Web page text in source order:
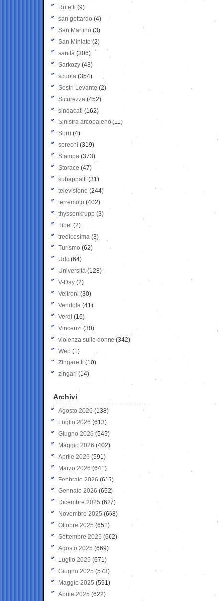
Rutelli (9)
san gottardo (4)
San Martino (3)
San Miniato (2)
sanità (306)
Sarkozy (43)
scuola (354)
Sestri Levante (2)
Sicurezza (452)
sindacati (162)
Sinistra arcobaleno (11)
Soru (4)
sprechi (319)
Stampa (373)
Storace (47)
subappalti (31)
televisione(244)
terremoto (402)
thyssenkrupp (3)
Tibet(2)
tredicesima (3)
Turismo (62)
Udc (64)
Università (128)
V-Day (2)
Veltroni (30)
Vendola (41)
Verdi (16)
Vincenzi (30)
violenza sulle donne (342)
Web (1)
Zingaretti (10)
zingari (14)
Archivi
Agosto 2026 (138)
Luglio 2026 (613)
Giugno 2026 (545)
Maggio 2026 (402)
Aprile 2026 (591)
Marzo 2026 (641)
Febbraio 2026 (617)
Gennaio 2026 (652)
Dicembre 2025 (627)
Novembre 2025 (668)
Ottobre 2025 (651)
Settembre 2025 (662)
Agosto 2025 (669)
Luglio 2025 (671)
Giugno 2025 (573)
Maggio 2025 (591)
Aprile 2025 (622)